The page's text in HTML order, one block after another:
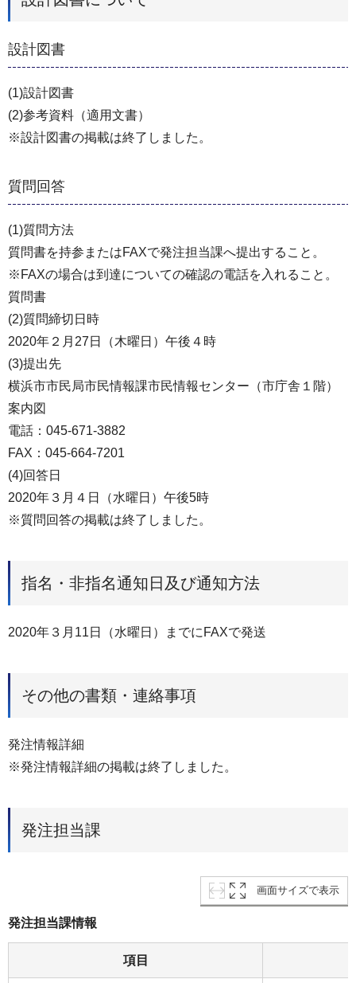
設計図書
(1)設計図書
(2)参考資料（適用文書）
※設計図書の掲載は終了しました。
質問回答
(1)質問方法
質問書を持参またはFAXで発注担当課へ提出すること。
※FAXの場合は到達についての確認の電話を入れること。
質問書
(2)質問締切日時
2020年２月27日（木曜日）午後４時
(3)提出先
横浜市市民局市民情報課市民情報センター（市庁舎１階）
案内図
電話：045-671-3882
FAX：045-664-7201
(4)回答日
2020年３月４日（水曜日）午後5時
※質問回答の掲載は終了しました。
指名・非指名通知日及び通知方法
2020年３月11日（水曜日）までにFAXで発送
その他の書類・連絡事項
発注情報詳細
※発注情報詳細の掲載は終了しました。
発注担当課
画面サイズで表示
発注担当課情報
項目